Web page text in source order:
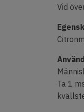
Vid
Ta 1